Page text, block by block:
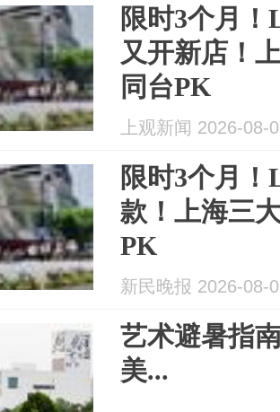
限时3个月
又开新店！
同台PK
上观新闻 2026-08-
限时3个月
款！上海三
PK
新民晚报 2026-08-
艺术避暑指
美...